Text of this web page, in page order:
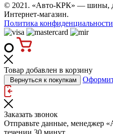
© 2021. «Авто-КРК» — шины,
Интернет-магазин.
Политика конфиденциальности
Товар добавлен в корзину
Вернуться к покупкам
Заказать звонок
Отправьте данные, менеджер
течении 30 минут.